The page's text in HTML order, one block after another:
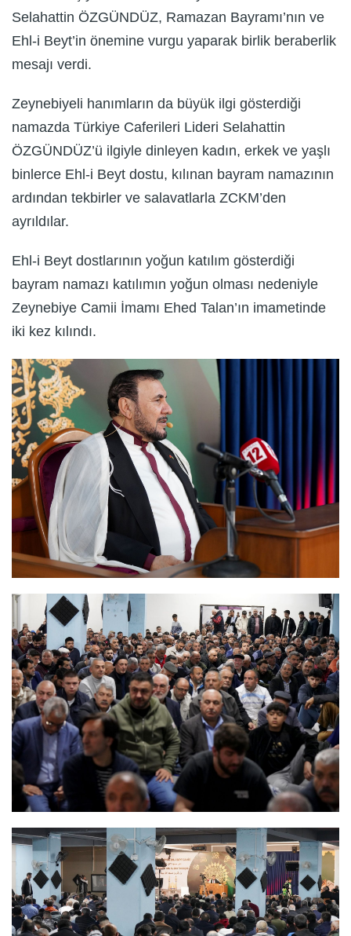
Selahattin ÖZGÜNDÜZ, Ramazan Bayramı’nın ve
Ehl-i Beyt’in önemine vurgu yaparak birlik beraberlik
mesajı verdi.
Zeynebiyeli hanımların da büyük ilgi gösterdiği
namazda Türkiye Caferileri Lideri Selahattin
ÖZGÜNDÜZ’ü ilgiyle dinleyen kadın, erkek ve yaşlı
binlerce Ehl-i Beyt dostu, kılınan bayram namazının
ardından tekbirler ve salavatlarla ZCKM’den
ayrıldılar.
Ehl-i Beyt dostlarının yoğun katılım gösterdiği
bayram namazı katılımın yoğun olması nedeniyle
Zeynebiye Camii İmamı Ehed Talan’ın imametinde
iki kez kılındı.